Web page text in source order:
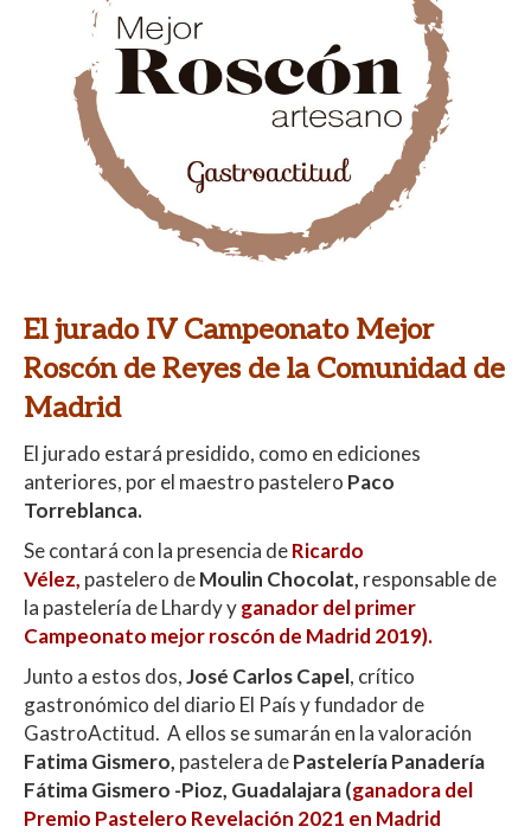
El jurado IV Campeonato Mejor
Roscón de Reyes de la Comunidad de
Madrid
El jurado estará presidido, como en ediciones
anteriores, por el maestro pastelero Paco
Torreblanca.
Se contará con la presencia deRicardo
Vélez, pastelero deMoulin Chocolat, responsable de
la pastelería de Lhardy yganador del primer
Campeonato mejor roscón de Madrid 2019).
Junto a estos dos,José Carlos Capel, crítico
gastronómico del diario El País y fundador de
GastroActitud. A ellos se sumarán en la valoración
Fatima Gismero, pastelera dePastelería Panadería
Fátima Gismero -Pioz, Guadalajara (ganadora del
Premio Pastelero Revelación 2021 en Madrid